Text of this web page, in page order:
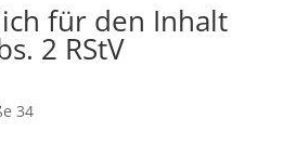
für den Inhalt
2 RStV
34